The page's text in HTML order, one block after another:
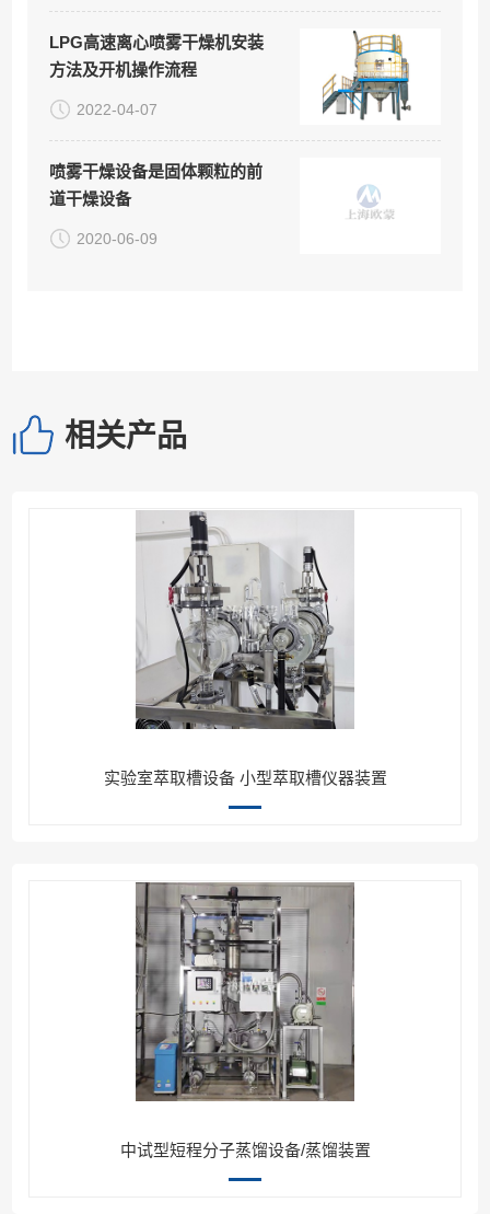
LPG高速离心喷雾干燥机安装
方法及开机操作流程
2022-04-07
喷雾干燥设备是固体颗粒的前
道干燥设备
2020-06-09
相关产品
实验室萃取槽设备 小型萃取槽仪器装置
中试型短程分子蒸馏设备/蒸馏装置